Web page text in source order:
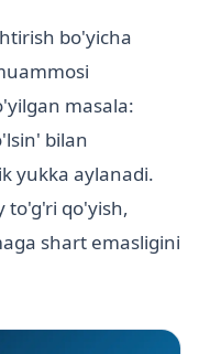
bo'yicha
masala:
bilan
yukka aylanadi.
to'g'ri qo'yish,
shart emasligini